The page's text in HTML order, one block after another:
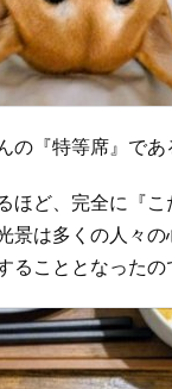
の『特等席』であ
ほど、完全に『こ
景は多くの人々
ることとなったの